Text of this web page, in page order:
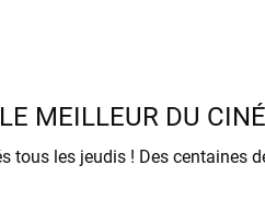
LE MEILLEUR DU
Des nouveautés tous les